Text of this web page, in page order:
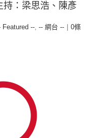
持：梁思浩、陳彥
Featured --, -- 網台 --
0條